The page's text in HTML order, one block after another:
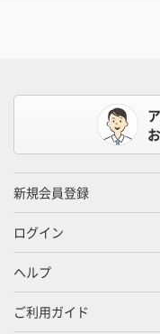
新規会員登録
ログイン
ヘルプ
ご利用ガイド